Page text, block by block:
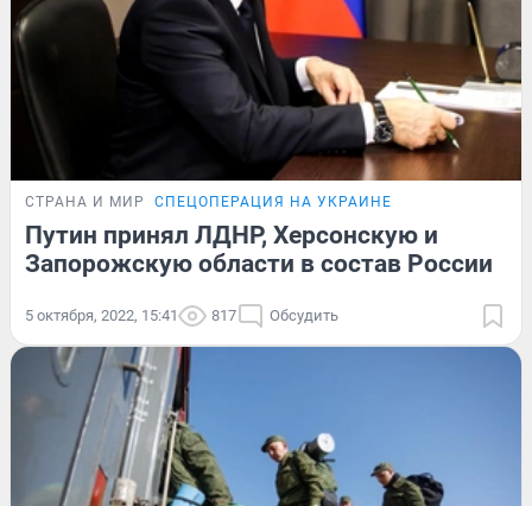
СТРАНА И МИР СПЕЦОПЕРАЦИЯ НА УКРАИНЕ
Путин принял ЛДНР, Херсонскую и
Запорожскую области в состав России
5 октября, 2022, 15:41 817 Обсудить